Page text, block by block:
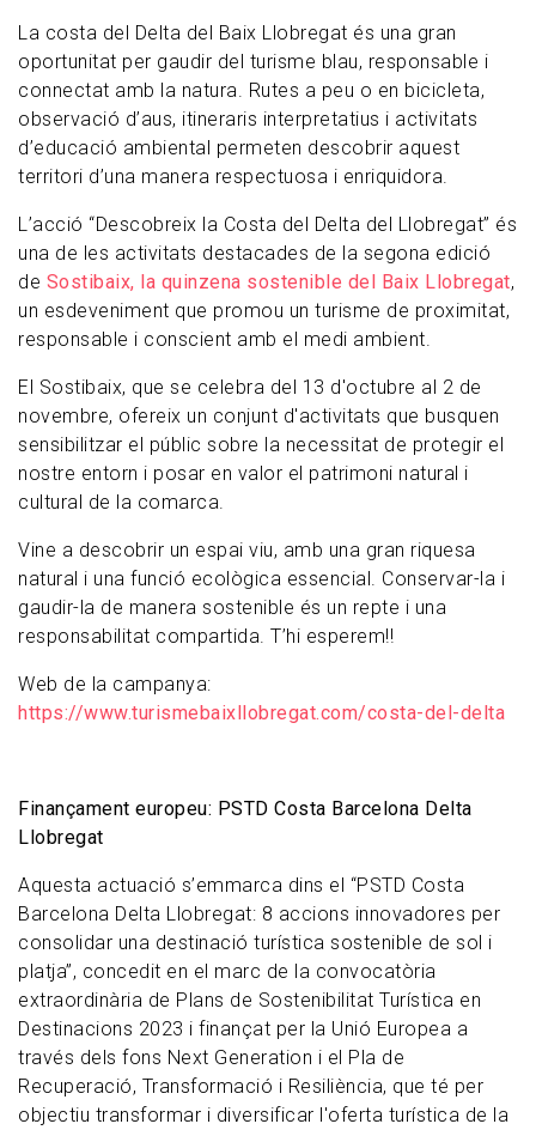
La costa del Delta del Baix Llobregat és una gran
oportunitat per gaudir del turisme blau, responsable i
connectat amb la natura. Rutes a peu o en bicicleta,
observació d’aus, itineraris interpretatius i activitats
d’educació ambiental permeten descobrir aquest
territori d’una manera respectuosa i enriquidora.
L’acció “Descobreix la Costa del Delta del Llobregat” és
una de les activitats destacades de la segona edició
de Sostibaix, la quinzena sostenible del Baix Llobregat,
un esdeveniment que promou un turisme de proximitat,
responsable i conscient amb el medi ambient.
El Sostibaix, que se celebra del 13 d'octubre al 2 de
novembre, ofereix un conjunt d'activitats que busquen
sensibilitzar el públic sobre la necessitat de protegir el
nostre entorn i posar en valor el patrimoni natural i
cultural de la comarca.
Vine a descobrir un espai viu, amb una gran riquesa
natural i una funció ecològica essencial. Conservar-la i
gaudir-la de manera sostenible és un repte i una
responsabilitat compartida. T’hi esperem!!
Web de la campanya:
https://www.turismebaixllobregat.com/costa-del-delta
Finançament europeu: PSTD Costa Barcelona Delta
Llobregat
Aquesta actuació s’emmarca dins el “PSTD Costa
Barcelona Delta Llobregat: 8 accions innovadores per
consolidar una destinació turística sostenible de sol i
platja”, concedit en el marc de la convocatòria
extraordinària de Plans de Sostenibilitat Turística en
Destinacions 2023 i finançat per la Unió Europea a
través dels fons Next Generation i el Pla de
Recuperació, Transformació i Resiliència, que té per
objectiu transformar i diversificar l'oferta turística de la